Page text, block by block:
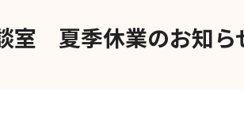
室 夏季休業のお知ら